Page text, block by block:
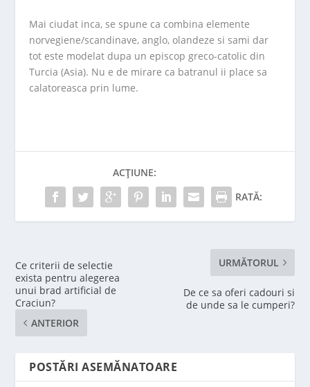
Mai ciudat inca, se spune ca combina elemente
norvegiene/scandinave, anglo, olandeze si sami dar
tot este modelat dupa un episcop greco-catolic din
Turcia (Asia). Nu e de mirare ca batranul ii place sa
calatoreasca prin lume.
ACȚIUNE:
RATĂ:
Ce criterii de selectie
exista pentru alegerea
unui brad artificial de
Craciun?
ANTERIOR
URMĂTORUL
De ce sa oferi cadouri si
de unde sa le cumperi?
POSTĂRI ASEMĂNATOARE